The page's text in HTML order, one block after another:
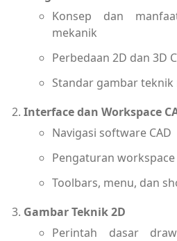
Konsep dan
mekanik
Perbedaan 2D dan 3D
Standar gambar teknik
Interface dan Workspace
Navigasi software CAD
Pengaturan
Toolbars, menu, dan
Gambar Teknik 2D
Perintah dasar